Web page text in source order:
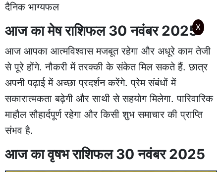
दैनिक भाग्यफल
आज का मेष राशिफल 30 नवंबर 2025
आज आपका आत्मविश्वास मजबूत रहेगा और अधूरे काम तेजी
से पूरे होंगे. नौकरी में तरक्की के संकेत मिल सकते हैं. छात्र
अपनी पढ़ाई में अच्छा प्रदर्शन करेंगे. प्रेम संबंधों में
सकारात्मकता बढ़ेगी और साथी से सहयोग मिलेगा. पारिवारिक
माहौल सौहार्दपूर्ण रहेगा और किसी शुभ समाचार की प्राप्ति
संभव है.
आज का वृषभ राशिफल 30 नवंबर 2025
X